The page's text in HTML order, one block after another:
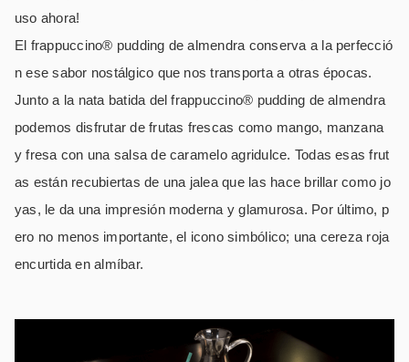
uso ahora!
El frappuccino® pudding de almendra conserva a la perfecció
n ese sabor nostálgico que nos transporta a otras épocas.
Junto a la nata batida del frappuccino® pudding de almendra
podemos disfrutar de frutas frescas como mango, manzana
y fresa con una salsa de caramelo agridulce. Todas esas frut
as están recubiertas de una jalea que las hace brillar como jo
yas, le da una impresión moderna y glamurosa. Por último, p
ero no menos importante, el icono simbólico; una cereza roja
encurtida en almíbar.